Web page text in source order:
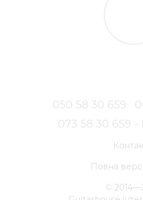
050 58 30 659
073 58 30 659
Повна
©